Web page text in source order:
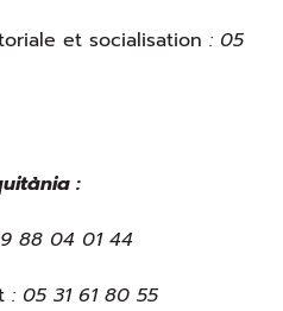
et socialisation : 05
:
88 04 01 44
: 05 31 61 80 55